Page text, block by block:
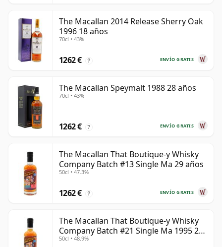
The Macallan 2014 Release Sherry Oak
1996 18 años
70cl • 43%
ENVÍO GRATIS
1262 € ?
The Macallan Speymalt 1988 28 años
70cl • 43%
ENVÍO GRATIS
1262 € ?
The Macallan That Boutique-y Whisky
Company Batch #13 Single Ma 29 años
50cl • 47.3%
ENVÍO GRATIS
1262 € ?
The Macallan That Boutique-y Whisky
Company Batch #21 Single Ma 1995 24
años
50cl • 48.9%